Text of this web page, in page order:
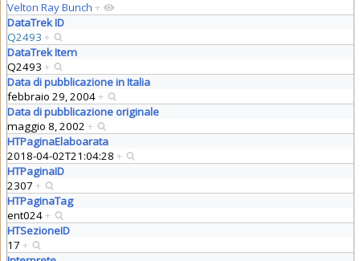
Velton Ray Bunch +
DataTrek ID
Q2493 +
DataTrek Item
Q2493 +
Data di pubblicazione in Italia
febbraio 29, 2004+
Data di pubblicazione originale
maggio 8, 2002 +
HTPaginaElaboarata
2018-04-02T21:04:28 +
HTPaginaID
2307 +
HTPaginaTag
ent024+
HTSezioneID
17 +